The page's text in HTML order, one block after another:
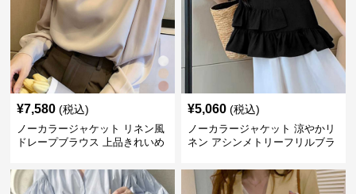
¥7,580 (税込)
ノーカラージャケット リネン風
ドレープブラウス 上品きれいめ
¥5,060 (税込)
ノーカラージャケット 涼やかリ
ネン アシンメトリーフリルブラ